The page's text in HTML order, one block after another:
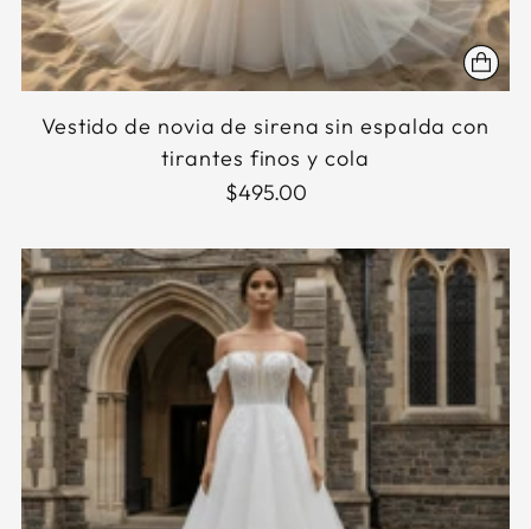
Vestido de novia de sirena sin espalda con
tirantes finos y cola
$495.00